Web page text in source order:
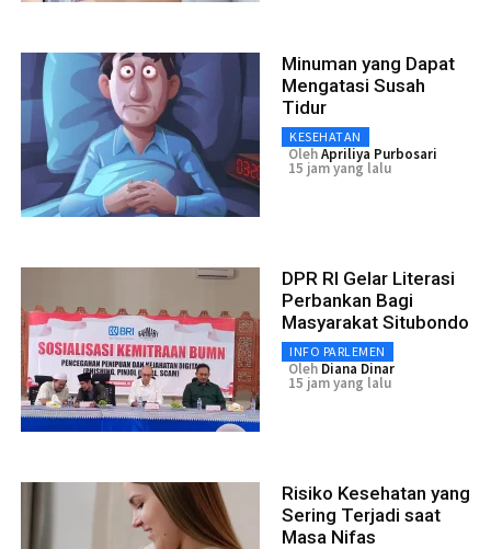
Minuman yang Dapat
Mengatasi Susah
Tidur
KESEHATAN
OlehApriliya Purbosari
15 jam yang lalu
DPR RI Gelar Literasi
Perbankan Bagi
Masyarakat Situbondo
INFO PARLEMEN
Oleh Diana Dinar
15 jam yang lalu
Risiko Kesehatan yang
Sering Terjadi saat
Masa Nifas